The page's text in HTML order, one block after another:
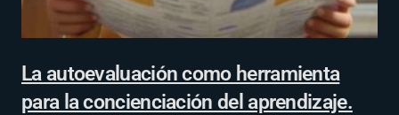
La autoevaluación como herramienta
para la concienciación del aprendizaje.